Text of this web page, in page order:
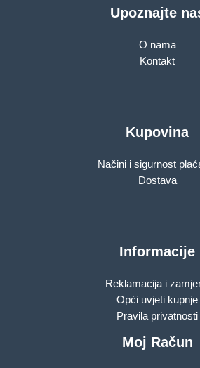
Upoznajte
O nama
Kontakt
Kupovina
Načini i sigurnost
Dostava
Informacije
Reklamacija i
Opći uvjeti kupnje
Pravila privatnosti
Moj Račun